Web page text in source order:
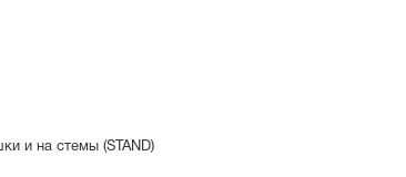
и на стемы (STAND)